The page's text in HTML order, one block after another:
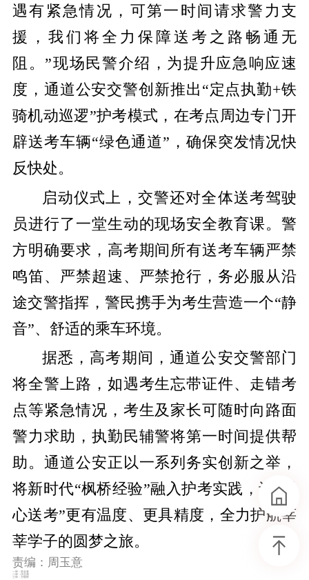
遇有紧急情况，可第一时间请求警力支
援，我们将全力保障送考之路畅通无
阻。”现场民警介绍，为提升应急响应速
度，通道公安交警创新推出“定点执勤+铁
骑机动巡逻”护考模式，在考点周边专门开
辟送考车辆“绿色通道”，确保突发情况快
反快处。
启动仪式上，交警还对全体送考驾驶
员进行了一堂生动的现场安全教育课。警
方明确要求，高考期间所有送考车辆严禁
鸣笛、严禁超速、严禁抢行，务必服从沿
途交警指挥，警民携手为考生营造一个“静
音”、舒适的乘车环境。
据悉，高考期间，通道公安交警部门
将全警上路，如遇考生忘带证件、走错考
点等紧急情况，考生及家长可随时向路面
警力求助，执勤民辅警将第一时间提供帮
助。通道公安正以一系列务实创新之举，
将新时代“枫桥经验”融入护考实践，让“爱
心送考”更有温度、更具精度，全力护航莘
莘学子的圆梦之旅。
责编：周玉意
一审：曾金春
二审：伏志勇
三审：万朝晖